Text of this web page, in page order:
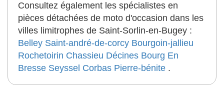
Consultez également les spécialistes en
pièces détachées de moto d'occasion dans les
villes limitrophes de Saint-Sorlin-en-Bugey :
Belley Saint-andré-de-corcy Bourgoin-jallieu
Rochetoirin Chassieu Décines Bourg En
Bresse Seyssel Corbas Pierre-bénite .